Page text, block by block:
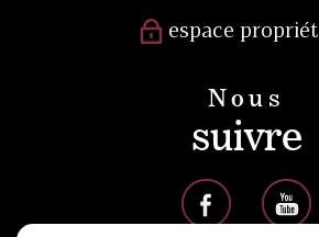
espace
Nous
suivre